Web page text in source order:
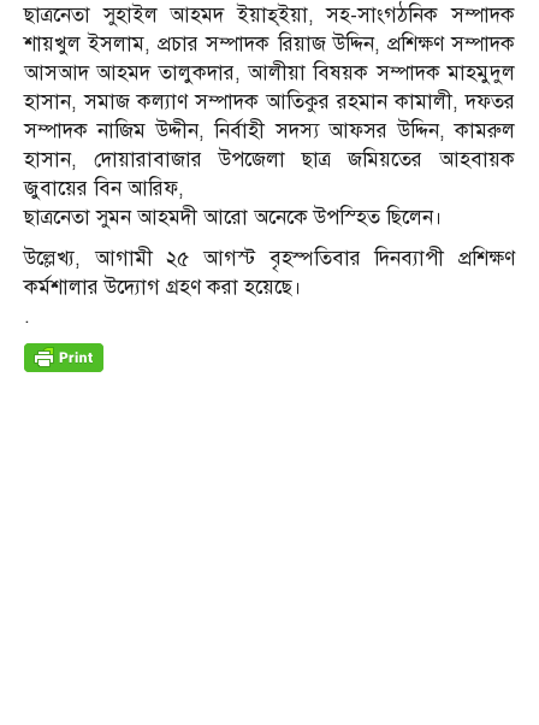
ছাত্রনেতা সুহাইল আহমদ ইয়াহ্ইয়া, সহ-সাংগঠনিক সম্পাদক
শায়খুল ইসলাম, প্রচার সম্পাদক রিয়াজ উদ্দিন, প্রশিক্ষণ সম্পাদক
আসআদ আহমদ তালুকদার, আলীয়া বিষয়ক সম্পাদক মাহমুদুল
হাসান, সমাজ কল্যাণ সম্পাদক আতিকুর রহমান কামালী, দফতর
সম্পাদক নাজিম উদ্দীন, নির্বাহী সদস্য আফসর উদ্দিন, কামরুল
হাসান, দোয়ারাবাজার উপজেলা ছাত্র জমিয়তের আহবায়ক
জুবায়ের বিন আরিফ,
ছাত্রনেতা সুমন আহমদী আরো অনেকে উপস্হিত ছিলেন।
উল্লেখ্য, আগামী ২৫ আগস্ট বৃহস্পতিবার দিনব্যাপী প্রশিক্ষণ
কর্মশালার উদ্যোগ গ্রহণ করা হয়েছে।
.